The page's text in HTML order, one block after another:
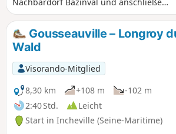
durch das Massif de la Haute Forêt d’Eu.
Auf dem Rückweg kommen Sie am
Schloss „Château de la Grande Vallée“
vorbei.
Gousseauville – Longroy
Wald
Visorando-Mitglied
8,30 km
+108 m
-102 m
2:40 Std.
Leicht
Start in Incheville (Seine-Maritime)